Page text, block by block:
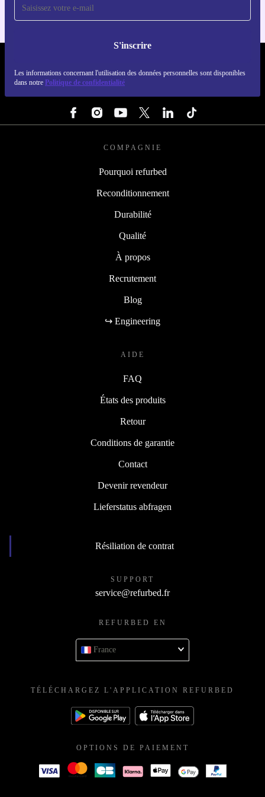
S'inscrire
Les informations concernant l'utilisation des données personnelles sont disponibles
dans notre Politique de confidentialité
COMPAGNIE
Pourquoi refurbed
Reconditionnement
Durabilité
Qualité
À propos
Recrutement
Blog
↪ Engineering
AIDE
FAQ
États des produits
Retour
Conditions de garantie
Contact
Devenir revendeur
Lieferstatus abfragen
Résiliation de contrat
SUPPORT
service@refurbed.fr
REFURBED EN
France
TÉLÉCHARGEZ L'APPLICATION REFURBED
OPTIONS DE PAIEMENT